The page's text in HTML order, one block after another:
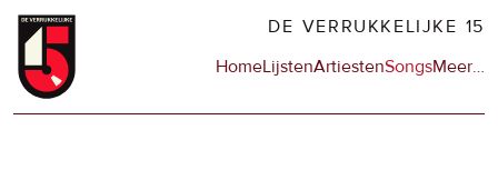
Overslaan
naar
DE VERRUKKELIJKE 15
Hoofdnavigatie
HomeLijstenArtiestenSongsMeerop
…